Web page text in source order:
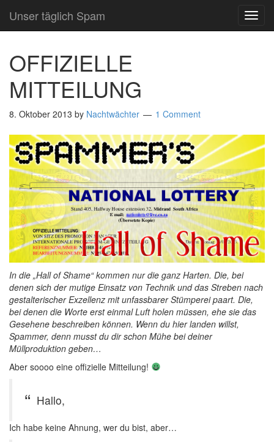
Unser täglich Spam
OFFIZIELLE
MITTEILUNG
8. Oktober 2013 by Nachtwächter 1 Comment
In die „Hall of Shame“ kommen nur die ganz Harten. Die, bei
denen sich der mutige Einsatz von Technik und das Streben nach
gestalterischer Exzellenz mit unfassbarer Stümperei paart. Die,
bei denen die Worte erst einmal Luft holen müssen, ehe sie das
Gesehene beschreiben können. Wenn du hier landen willst,
Spammer, denn musst du dir schon Mühe bei deiner
Müllproduktion geben…
Aber soooo eine offizielle Mitteilung!
Hallo,
Ich habe keine Ahnung, wer du bist, aber…